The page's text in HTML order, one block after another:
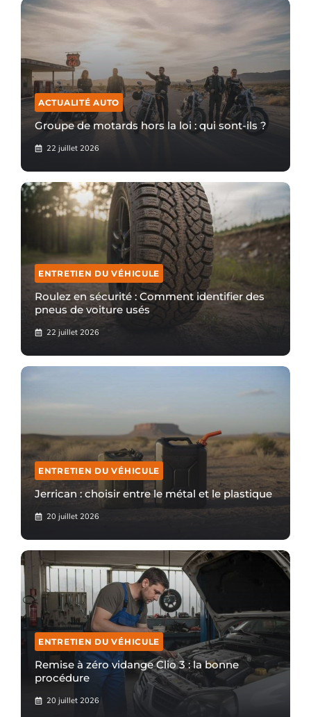
ACTUALITÉ AUTO
Groupe de motards hors la loi : qui sont-ils ?
22 juillet 2026
ENTRETIEN DU VÉHICULE
Roulez en sécurité : Comment identifier des
pneus de voiture usés
22 juillet 2026
ENTRETIEN DU VÉHICULE
Jerrican : choisir entre le métal et le plastique
20 juillet 2026
ENTRETIEN DU VÉHICULE
Remise à zéro vidange Clio 3 : la bonne
procédure
20 juillet 2026